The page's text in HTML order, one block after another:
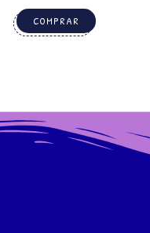
COMPRAR